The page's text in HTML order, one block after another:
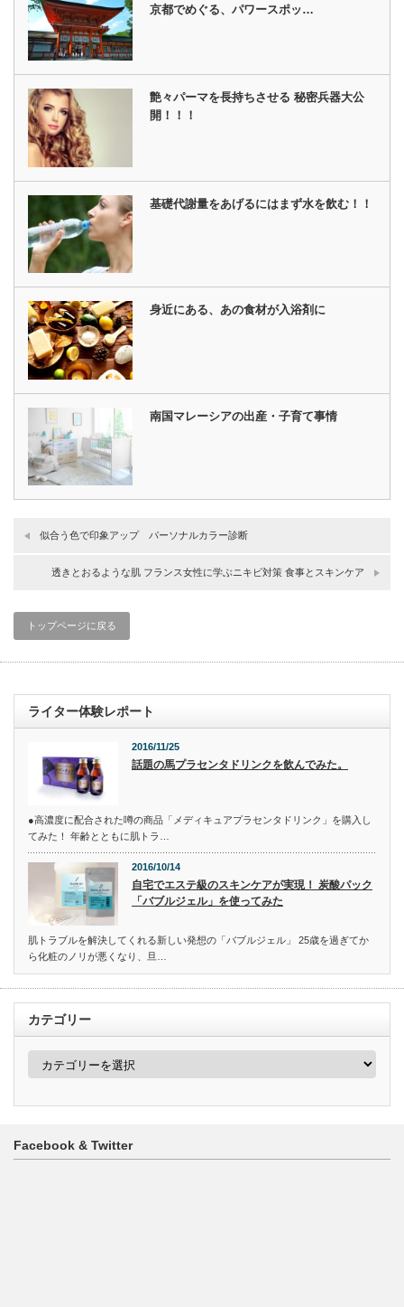
京都でめぐる、パワースポッ…
艶々パーマを長持ちさせる 秘密兵器大公
開！！！
基礎代謝量をあげるにはまず水を飲む！！
身近にある、あの食材が入浴剤に
南国マレーシアの出産・子育て事情
似合う色で印象アップ パーソナルカラー診断
透きとおるような肌 フランス女性に学ぶニキビ対策 食事とスキンケア
トップページに戻る
ライター体験レポート
2016/11/25
話題の馬プラセンタドリンクを飲んでみた。
●高濃度に配合された噂の商品「メディキュアプラセンタドリンク」を購入し
てみた！ 年齢とともに肌トラ…
2016/10/14
自宅でエステ級のスキンケアが実現！ 炭酸パック
「バブルジェル」を使ってみた
肌トラブルを解決してくれる新しい発想の「バブルジェル」 25歳を過ぎてか
ら化粧のノリが悪くなり、旦…
カテゴリー
カ
ー
Facebook & Twitter